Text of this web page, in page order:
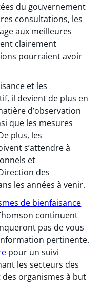
du gouvernement
consultations, les
aux meilleures
clairement
pourraient avoir
et les
il devient de plus en
d’observation
que les mesures
plus, les
s’attendre à
et
des
les années à venir.
de bienfaisance
continuent
pas de vous
pertinente.
pour un suivi
les secteurs des
organismes à but